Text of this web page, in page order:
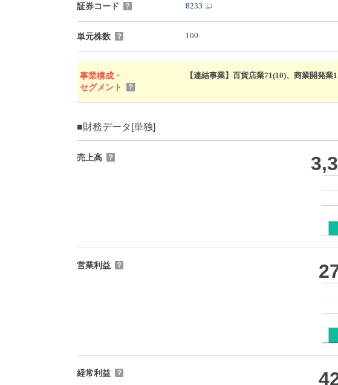
証券コード ？ 8233
単元株数 ？ 100
事業構成・
セグメント
？
【連結事業】百貨店業71(10)、商業開発
■財務データ[単独]
売上高 ？
営業利益 ？
経常利益 ？